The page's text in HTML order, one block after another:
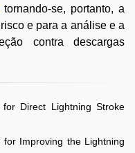
tornando-se, portanto, a
e para a análise e a
contra descargas
Direct Lightning Stroke
Improving the Lightning